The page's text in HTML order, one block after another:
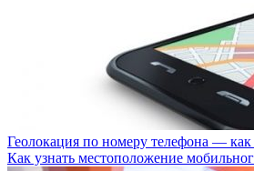
Геолокация по номеру телефона — как
Как узнать местоположение